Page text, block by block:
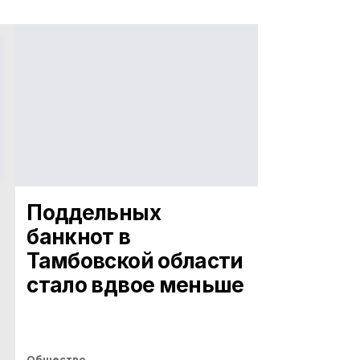
Поддельных
банкнот в
Тамбовской области
стало вдвое меньше